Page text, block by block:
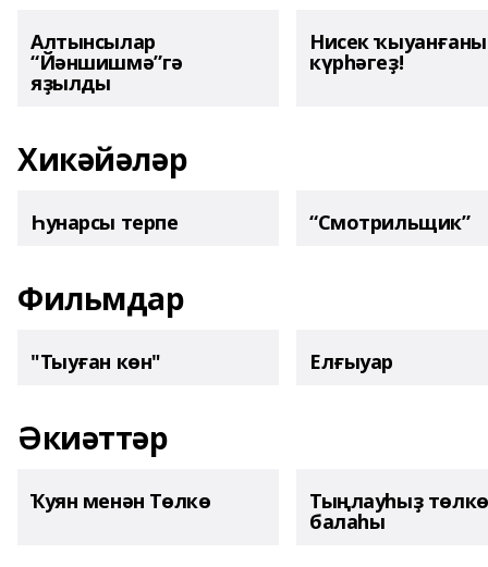
Алтынсылар
“Йәншишмә”гә
яҙылды
Нисек
күрһәгеҙ!
Хикәйәләр
Һунарсы терпе “Смотрильщик”
Фильмдар
"Тыуған көн" Елғыуар
Әкиәттәр
Ҡуян менән Төлкө Тыңлауһыҙ төлкө
балаһы